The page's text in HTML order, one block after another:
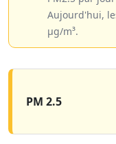
Aujourd'hui,
µg/m³.
PM 2.5